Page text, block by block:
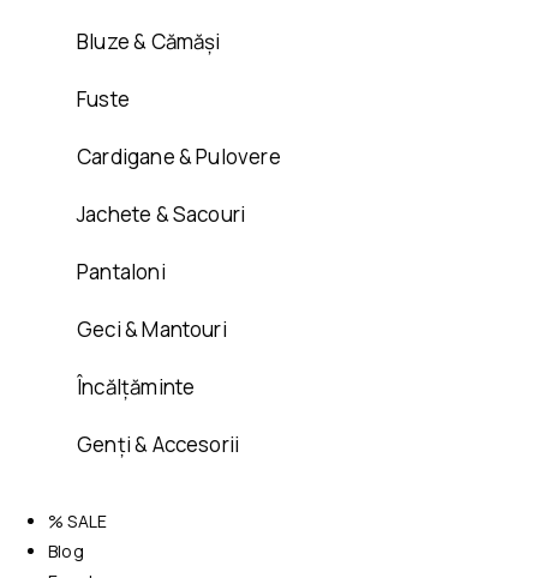
Bluze & Cămăși
Fuste
Cardigane & Pulovere
Jachete & Sacouri
Pantaloni
Geci & Mantouri
Încălțăminte
Genți & Accesorii
% SALE
Blog